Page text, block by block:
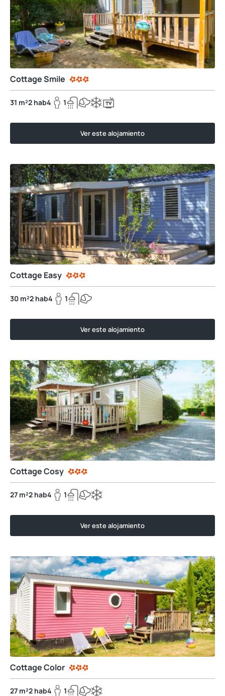
Cottage Smile
31 m²2 hab4 1
Ver este alojamiento
Cottage Easy
30 m²2 hab4 1
Ver este alojamiento
Cottage Cosy
27 m²2 hab4 1
Ver este alojamiento
Cottage Color
27 m²2 hab4 1